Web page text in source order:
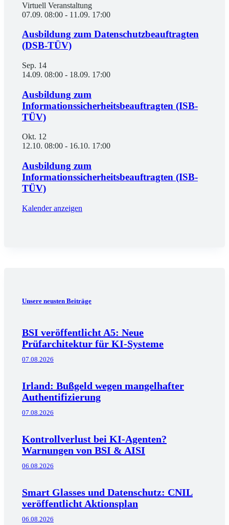
Virtuell Veranstaltung
07.09. 08:00 - 11.09. 17:00
Ausbildung zum Datenschutzbeauftragten
(DSB-TÜV)
Sep. 14
14.09. 08:00 - 18.09. 17:00
Ausbildung zum
Informationssicherheitsbeauftragten (ISB-
TÜV)
Okt. 12
12.10. 08:00 - 16.10. 17:00
Ausbildung zum
Informationssicherheitsbeauftragten (ISB-
TÜV)
Kalender anzeigen
Unsere neusten Beiträge
BSI veröffentlicht A5: Neue
Prüfarchitektur für KI-Systeme
07.08.2026
Irland: Bußgeld wegen mangelhafter
Authentifizierung
07.08.2026
Kontrollverlust bei KI-Agenten?
Warnungen von BSI & AISI
06.08.2026
Smart Glasses und Datenschutz: CNIL
veröffentlicht Aktionsplan
06.08.2026